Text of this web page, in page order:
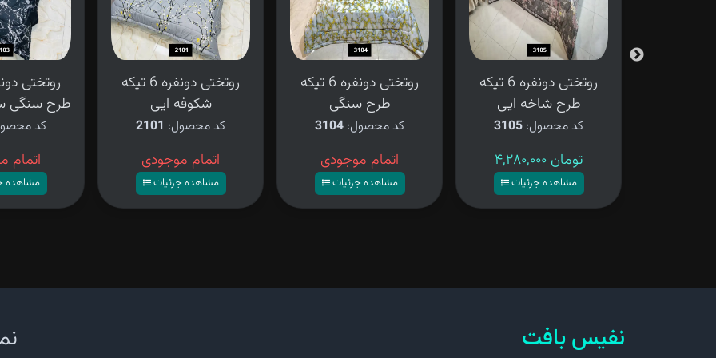
طرح سنگی
کد
اتمام
مشاهده
روتختی دونفره 6 تیکه
شکوفه ایی
کد محصول: 2101
اتمام موجودی
مشاهده جزئیات
روتختی دونفره 6 تیکه
طرح سنگی
کد محصول: 3104
اتمام موجودی
مشاهده جزئیات
روتختی دونفره 6 تیکه
طرح شاخه ایی
کد محصول: 3105
۴,۲۸۰,۰۰۰ تومان
مشاهده جزئیات
نفیس بافت